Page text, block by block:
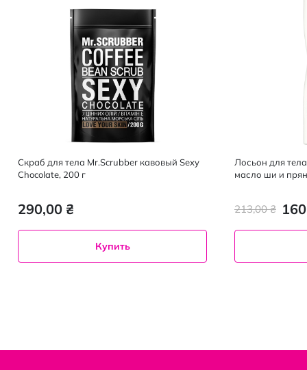
Скраб для тела Mr.Scrubber кавовый Sexy
Сhocolate, 200 г
290,00 ₴
Купить
Лосьон для
масло ши и
213,00 ₴